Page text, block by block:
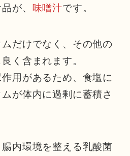
が、
味噌汁です。
だけでなく、その他の
く含まれます。
用があるため、食塩に
が体内に過剰に蓄積さ
内環境を整える乳酸菌